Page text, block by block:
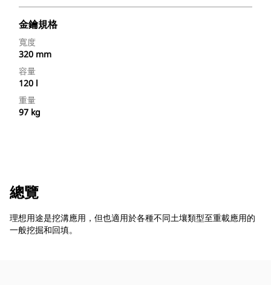
金鑰規格
寬度
320 mm
容量
120 l
重量
97 kg
總覽
理想用途是挖溝應用，但也適用於各種不同土壤類型至重載應用的
一般挖掘和回填。